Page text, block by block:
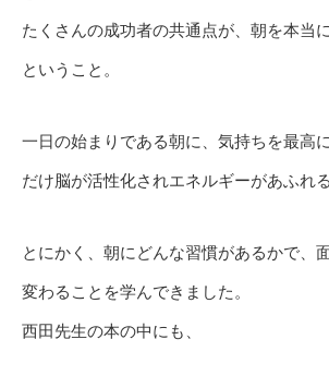
たくさんの成功者の共通点が、朝を本当
ということ。
一日の始まりである朝に、気持ちを最高
だけ脳が活性化されエネルギーがあふれ
とにかく、朝にどんな習慣があるかで、
変わることを学んできました。
西田先生の本の中にも、